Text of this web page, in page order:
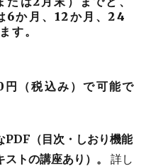
6か月、12か月、24
す。
（税込み）で可能で
PDF（目次・しおり機能
トの講座あり）。
詳し